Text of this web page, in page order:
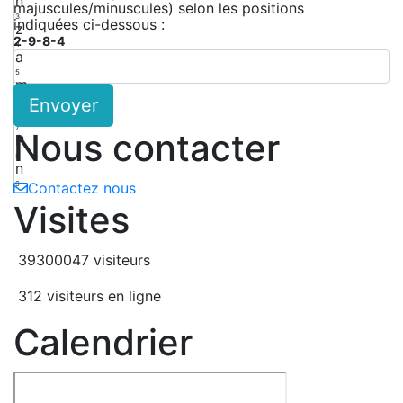
3
z
4
a
5
m
7
P
8
n
9
majuscules/minuscules) selon les positions
indiquées ci-dessous :
2-9-8-4
Envoyer
Nous contacter
Contactez nous
Visites
39300047 visiteurs
312 visiteurs en ligne
Calendrier